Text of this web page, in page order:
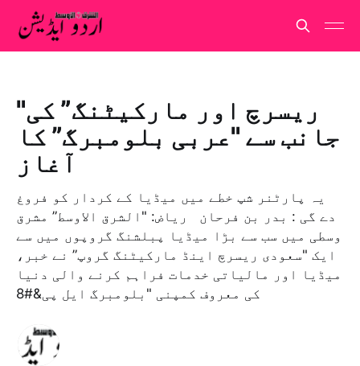
"ریسرچ اور مارکیٹنگ” کی
جانب سے "عربی بلومبرگ” کا
آغاز
یہ پارٹنر شپ خطے میں میڈیا کے کردار کو فروغ
دے گی : بدر بن فرحان رياض: "الشرق الاوسط” مشرق
وسطی میں سب سے بڑا میڈیا پبلشنگ گروپوں میں سے
ایک "سعودی ریسرچ اینڈ مارکیٹنگ گروپ” نے خبر،
میڈیا اور مالیاتی خدمات فراہم کرنے والی دنیا
کی معروف کمپنی "بلومبرگ ایل پی&#8